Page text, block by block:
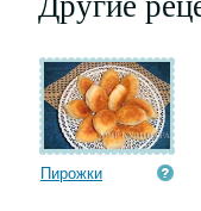
Пирожки